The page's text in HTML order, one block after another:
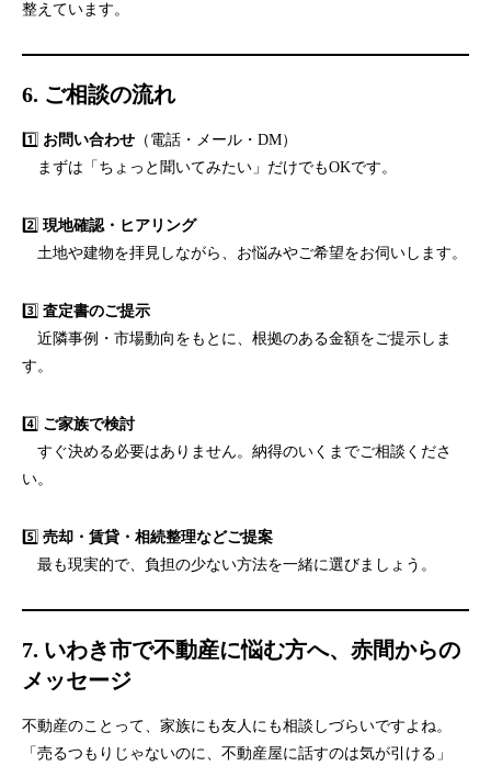
整えています。
6. ご相談の流れ
1️⃣ お問い合わせ （電話・メール・DM）
まずは「ちょっと聞いてみたい」だけでもOKです。
2️⃣ 現地確認・ヒアリング
土地や建物を拝見しながら、お悩みやご希望をお伺いします。
3️⃣ 査定書のご提示
近隣事例・市場動向をもとに、根拠のある金額をご提示しま
す。
4️⃣ ご家族で検討
すぐ決める必要はありません。納得のいくまでご相談くださ
い。
5️⃣ 売却・賃貸・相続整理などご提案
最も現実的で、負担の少ない方法を一緒に選びましょう。
7. いわき市で不動産に悩む方へ、赤間からの
メッセージ
不動産のことって、家族にも友人にも相談しづらいですよね。
「売るつもりじゃないのに、不動産屋に話すのは気が引ける」